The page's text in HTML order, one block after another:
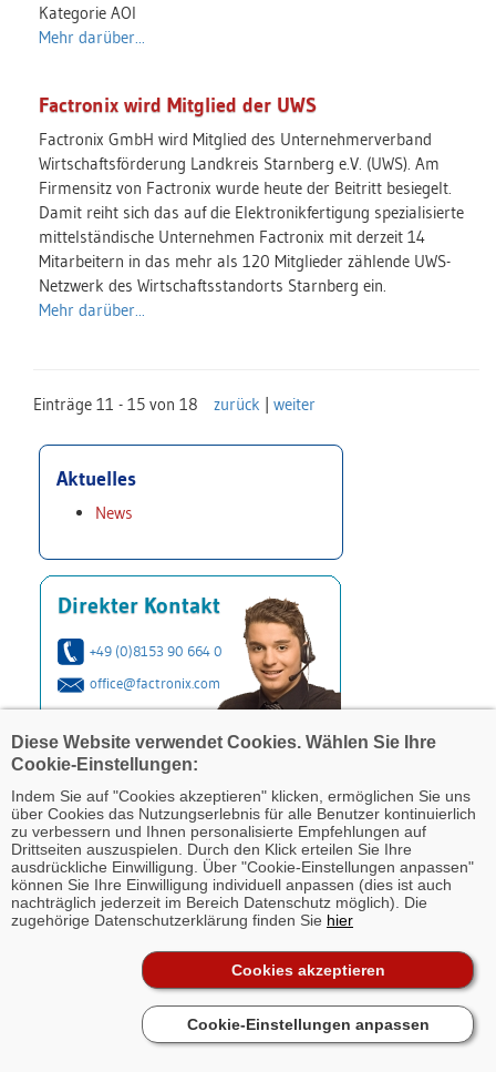
Diese Website verwendet Cookies. Wählen Sie Ihre
Cookie-Einstellungen:
Indem Sie auf "Cookies akzeptieren" klicken, ermöglichen Sie uns
über Cookies das Nutzungserlebnis für alle Benutzer kontinuierlich
zu verbessern und Ihnen personalisierte Empfehlungen auf
Drittseiten auszuspielen. Durch den Klick erteilen Sie Ihre
ausdrückliche Einwilligung. Über "Cookie-Einstellungen anpassen"
können Sie Ihre Einwilligung individuell anpassen (dies ist auch
nachträglich jederzeit im Bereich Datenschutz möglich). Die
zugehörige Datenschutzerklärung finden Sie hier
Cookies akzeptieren
Cookie-Einstellungen anpassen
Kategorie AOI
Mehr darüber...
Factronix wird Mitglied der UWS
Factronix GmbH wird Mitglied des Unternehmerverband
Wirtschaftsförderung Landkreis Starnberg e.V. (UWS). Am
Firmensitz von Factronix wurde heute der Beitritt besiegelt.
Damit reiht sich das auf die Elektronikfertigung spezialisierte
mittelständische Unternehmen Factronix mit derzeit 14
Mitarbeitern in das mehr als 120 Mitglieder zählende UWS-
Netzwerk des Wirtschaftsstandorts Starnberg ein.
Mehr darüber...
Einträge 11 - 15 von 18 zurück | weiter
Aktuelles
News
Direkter Kontakt
+49 (0)8153 90 664 0
office@factronix.com
© 2007-2026 Factronix GmbH · Letzte Änderung: 09.07.2026 ·
Rechtliche Hinweise·Datenschutz· Fragen und
·Sitemap